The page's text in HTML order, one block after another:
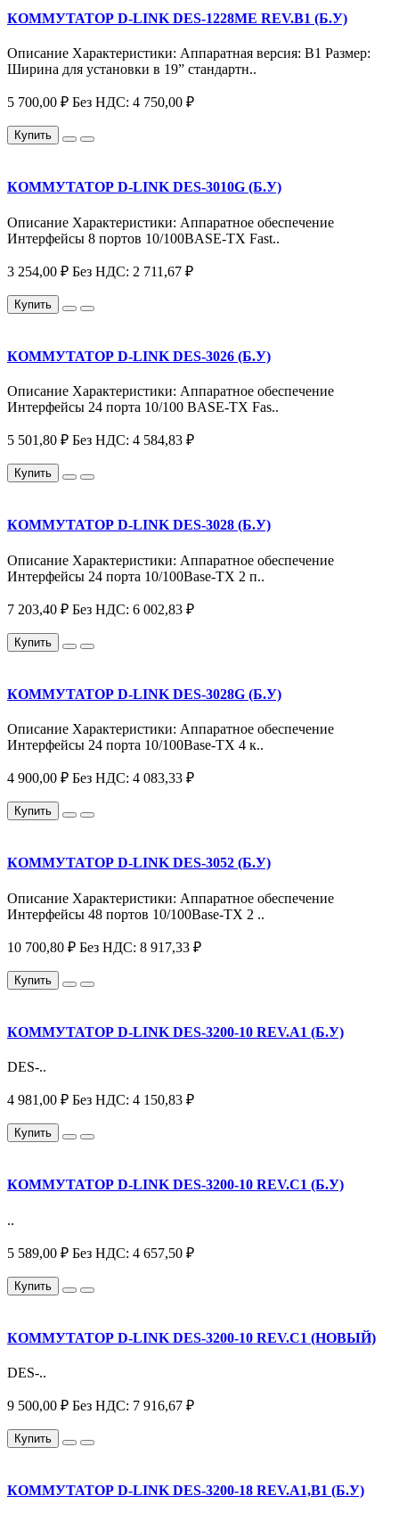
КОММУТАТОР D-LINK DES-1228ME REV.B1 (Б.У)
Описание Характеристики: Аппаратная версия: B1 Размер:
Ширина для установки в 19” стандартн..
5 700,00 ₽ Без НДС: 4 750,00 ₽
Купить
КОММУТАТОР D-LINK DES-3010G (Б.У)
Описание Характеристики: Аппаратное обеспечение
Интерфейсы 8 портов 10/100BASE-TX Fast..
3 254,00 ₽ Без НДС: 2 711,67 ₽
Купить
КОММУТАТОР D-LINK DES-3026 (Б.У)
Описание Характеристики: Аппаратное обеспечение
Интерфейсы 24 порта 10/100 BASE-TX Fas..
5 501,80 ₽ Без НДС: 4 584,83 ₽
Купить
КОММУТАТОР D-LINK DES-3028 (Б.У)
Описание Характеристики: Аппаратное обеспечение
Интерфейсы 24 порта 10/100Base-TX 2 п..
7 203,40 ₽ Без НДС: 6 002,83 ₽
Купить
КОММУТАТОР D-LINK DES-3028G (Б.У)
Описание Характеристики: Аппаратное обеспечение
Интерфейсы 24 порта 10/100Base-TX 4 к..
4 900,00 ₽ Без НДС: 4 083,33 ₽
Купить
КОММУТАТОР D-LINK DES-3052 (Б.У)
Описание Характеристики: Аппаратное обеспечение
Интерфейсы 48 портов 10/100Base-TX 2 ..
10 700,80 ₽ Без НДС: 8 917,33 ₽
Купить
КОММУТАТОР D-LINK DES-3200-10 REV.A1 (Б.У)
DES-..
4 981,00 ₽ Без НДС: 4 150,83 ₽
Купить
КОММУТАТОР D-LINK DES-3200-10 REV.C1 (Б.У)
..
5 589,00 ₽ Без НДС: 4 657,50 ₽
Купить
КОММУТАТОР D-LINK DES-3200-10 REV.C1 (НОВЫЙ)
DES-..
9 500,00 ₽ Без НДС: 7 916,67 ₽
Купить
КОММУТАТОР D-LINK DES-3200-18 REV.A1,B1 (Б.У)